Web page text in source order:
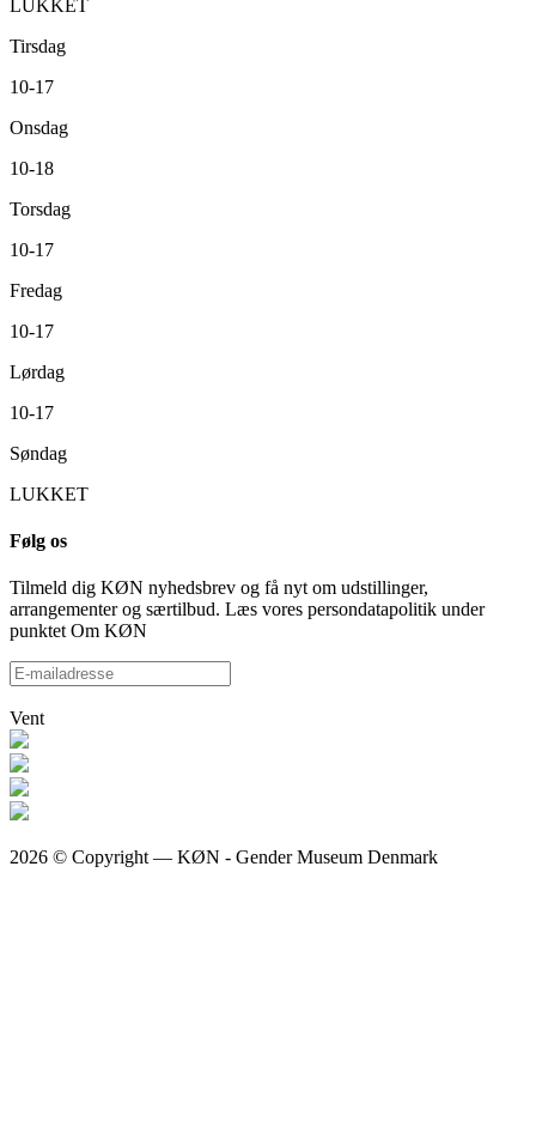
LUKKET
Tirsdag
10-17
Onsdag
10-18
Torsdag
10-17
Fredag
10-17
Lørdag
10-17
Søndag
LUKKET
Følg os
Tilmeld dig KØN nyhedsbrev og få nyt om udstillinger,
arrangementer og særtilbud. Læs vores persondatapolitik under
punktet Om KØN
Vent
2026 © Copyright — KØN - Gender Museum Denmark